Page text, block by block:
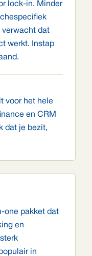
lock-in. Minder
verwacht dat
werkt. Instap
voor het hele
en CRM
dat je bezit,
one pakket dat
en
in